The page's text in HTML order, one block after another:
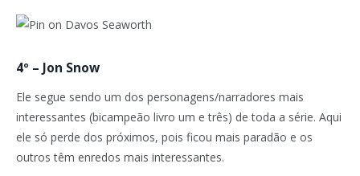
4º – Jon Snow
Ele segue sendo um dos personagens/narradores mais
interessantes (bicampeão livro um e três) de toda a série. Aqui
ele só perde dos próximos, pois ficou mais paradão e os
outros têm enredos mais interessantes.